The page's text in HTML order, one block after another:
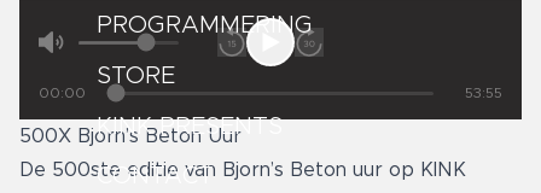
PROGRAMMERING
STORE
KINK PRESENTS
CONTACT
00:00 53:55
500X Bjorn’s Beton Uur
De 500ste editie van Bjorn’s Beton uur op KINK